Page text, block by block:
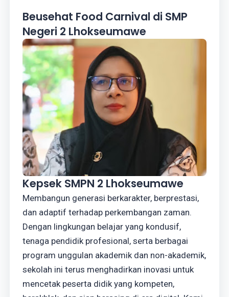
Beusehat Food Carnival di SMP
Negeri 2 Lhokseumawe
Kepsek SMPN 2 Lhokseumawe
Membangun generasi berkarakter, berprestasi,
dan adaptif terhadap perkembangan zaman.
Dengan lingkungan belajar yang kondusif,
tenaga pendidik profesional, serta berbagai
program unggulan akademik dan non-akademik,
sekolah ini terus menghadirkan inovasi untuk
mencetak peserta didik yang kompeten,